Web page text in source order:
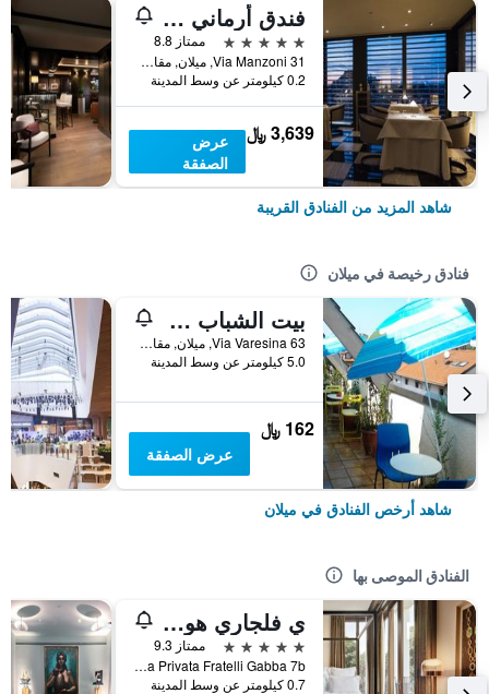
فندق أرماني ميلانو
5 نجوم
ممتاز 8.8
Via Manzoni 31, ميلان, مقاطعة ميلانو, إيطاليا
0.2 كيلومتر عن وسط المدينة
3,639 ﷼
عرض
الصفقة
شاهد المزيد من الفنادق القريبة
فنادق رخيصة في ميلان
بيت الشباب ستار
Via Varesina 63, ميلان, مقاطعة ميلانو, إيطاليا
5.0 كيلومتر عن وسط المدينة
162 ﷼
عرض الصفقة
شاهد أرخص الفنادق في ميلان
الفنادق الموصى بها
ي فلجاري هوتل ميلانو
5 نجوم
ممتاز 9.3
Via Privata Fratelli Gabba 7b, ميلان, مقاطعة ميلانو, إيطاليا
0.7 كيلومتر عن وسط المدينة